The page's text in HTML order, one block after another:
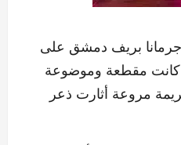
جرمانا بريف دمشق على
كانت مقطعة وموضوعة
مروعة أثارت ذعر